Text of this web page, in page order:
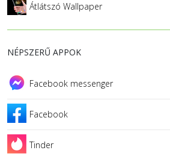
Átlátszó Wallpaper
NÉPSZERŰ APPOK
Facebook messenger
Facebook
Tinder